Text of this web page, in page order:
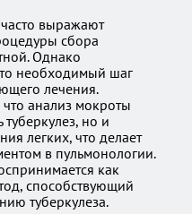
выражают
сбора
Однако
необходимый шаг
лечения.
анализ мокроты
но и
легких, что делает
в пульмонологии.
как
способствующий
туберкулеза.